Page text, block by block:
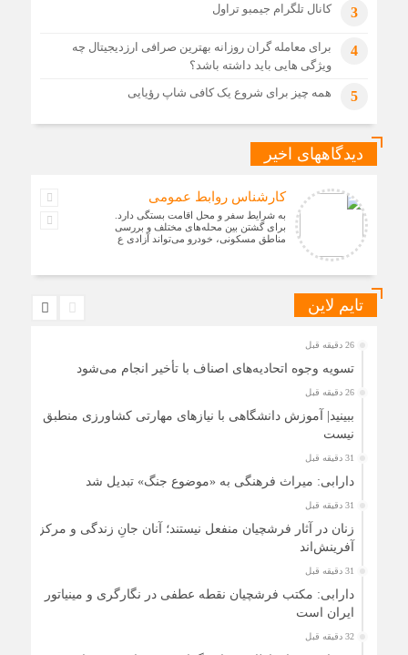
3 کانال تلگرام جیمبو تراول
4
برای معامله گران روزانه بهترین صرافی ارزدیجیتال چه
ویژگی هایی باید داشته باشد؟
5 همه چیز برای شروع یک کافی شاپ رؤیایی
دیدگاههای اخیر
کارشناس روابط عمومی
به شرایط سفر و محل اقامت بستگی دارد.
برای گشتن بین محله‌های مختلف و بررسی
مناطق مسکونی، خودرو می‌تواند آزادی ع
تایم لاین
26 دقیقه قبل
تسویه وجوه اتحادیه‌های اصناف با تأخیر انجام می‌شود
26 دقیقه قبل
ببینید| آموزش دانشگاهی با نیازهای مهارتی کشاورزی منطبق
نیست
31 دقیقه قبل
دارابی: میراث‌ فرهنگی به «موضوع جنگ» تبدیل شد
31 دقیقه قبل
زنان در آثار فرشچیان منفعل نیستند؛ آنان جانِ زندگی و مرکز
آفرینش‌اند
31 دقیقه قبل
دارابی: مکتب فرشچیان نقطه عطفی در نگارگری و مینیاتور
ایران است
32 دقیقه قبل